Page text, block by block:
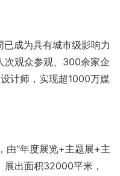
成为具有城市级影响力
次观众参观、300余家企
计师，实现超1000万媒
由“年度展览+主题展+主
展出面积32000平米，